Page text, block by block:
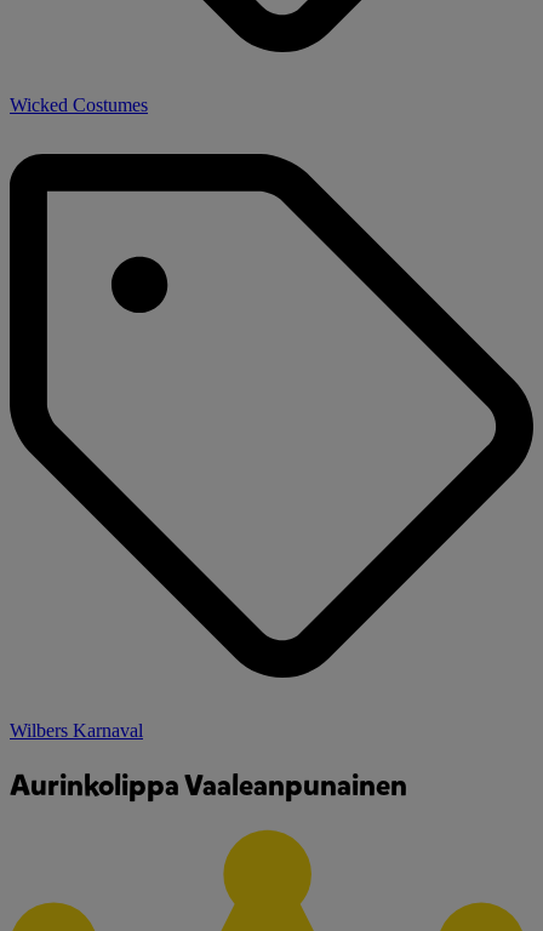
Wicked Costumes
Wilbers Karnaval
Aurinkolippa Vaaleanpunainen